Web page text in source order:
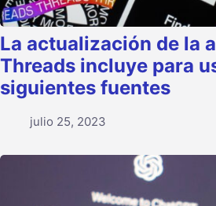
La actualización de la
Threads incluye para
siguientes fuentes
julio 25, 2023